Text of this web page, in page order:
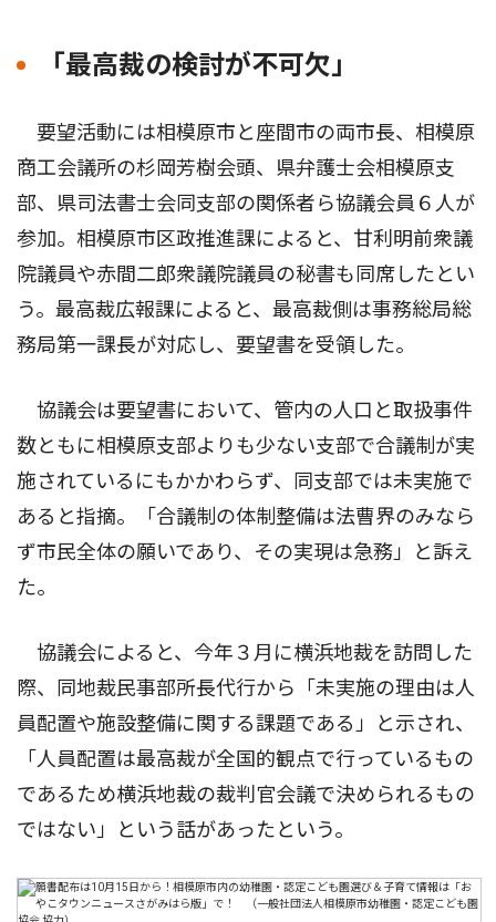
「最高裁の検討が不可欠」
要望活動には相模原市と座間市の両市長、相模原
商工会議所の杉岡芳樹会頭、県弁護士会相模原支
部、県司法書士会同支部の関係者ら協議会員６人が
参加。相模原市区政推進課によると、甘利明前衆議
院議員や赤間二郎衆議院議員の秘書も同席したとい
う。最高裁広報課によると、最高裁側は事務総局総
務局第一課長が対応し、要望書を受領した。
協議会は要望書において、管内の人口と取扱事件
数ともに相模原支部よりも少ない支部で合議制が実
施されているにもかかわらず、同支部では未実施で
あると指摘。「合議制の体制整備は法曹界のみなら
ず市民全体の願いであり、その実現は急務」と訴え
た。
協議会によると、今年３月に横浜地裁を訪問した
際、同地裁民事部所長代行から「未実施の理由は人
員配置や施設整備に関する課題である」と示され、
「人員配置は最高裁が全国的観点で行っているもの
であるため横浜地裁の裁判官会議で決められるもの
ではない」という話があったという。